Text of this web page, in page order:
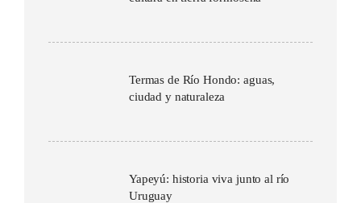
Termas de Río Hondo: aguas,
ciudad y naturaleza
Yapeyú: historia viva junto al río
Uruguay